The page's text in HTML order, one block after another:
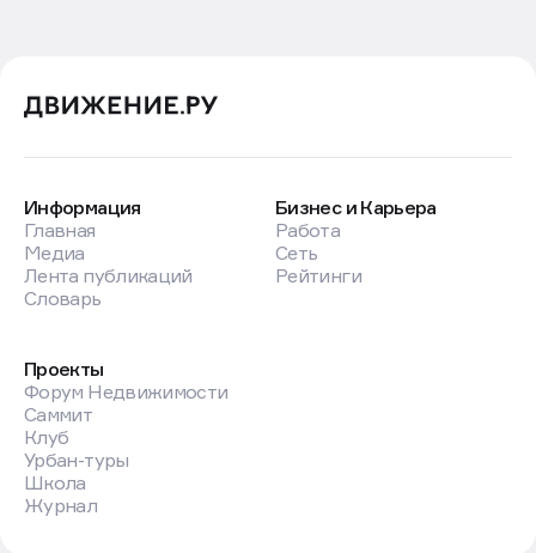
Информация
Главная
Медиа
Лента публикаций
Словарь
Бизнес и Карьера
Работа
Сеть
Рейтинги
Проекты
Форум Недвижимости
Саммит
Клуб
Урбан-туры
Школа
Журнал